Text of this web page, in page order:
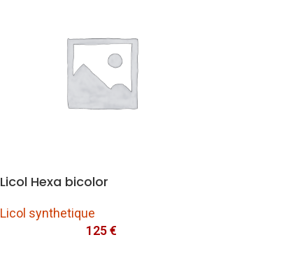
Licol Hexa bicolor
Licol synthetique
125€